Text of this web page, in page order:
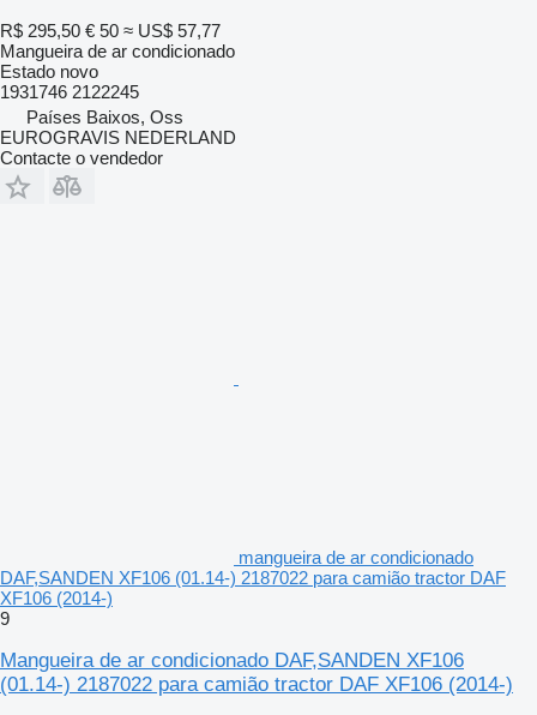
R$ 295,50 € 50 ≈ US$ 57,77
Mangueira de ar condicionado
Estado novo
1931746 2122245
Países Baixos, Oss
EUROGRAVIS NEDERLAND
Contacte o vendedor
mangueira de ar condicionado
DAF,SANDEN XF106 (01.14-) 2187022 para camião tractor DAF
XF106 (2014-)
9
Mangueira de ar condicionado DAF,SANDEN XF106
(01.14-) 2187022 para camião tractor DAF XF106 (2014-)